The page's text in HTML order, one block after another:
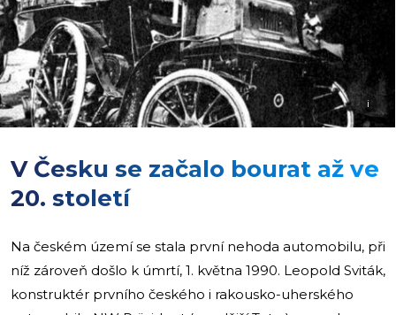
i
V Česku se začalo bourat až ve
20. století
Na českém území se stala první nehoda automobilu, při
níž zároveň došlo k úmrtí, 1. května 1990. Leopold Sviták,
konstruktér prvního českého i rakousko-uherského